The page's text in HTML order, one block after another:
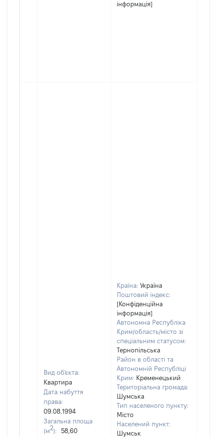
інформація]
Вид об'єкта:
Квартира
Дата набуття
права:
09.08.1994
Загальна площа
(м2):
58,60
Країна: Україна
Поштовий індекс:
[Конфіденційна
інформація]
Автономна Республіка
Крим/область/місто зі
спеціальним статусом:
Тернопільська
Район в області та
Автономній Республіці
Крим: Кременецький
Територіальна громада:
Шумська
Тип населеного пункту:
Місто
Населений пункт:
Шумськ